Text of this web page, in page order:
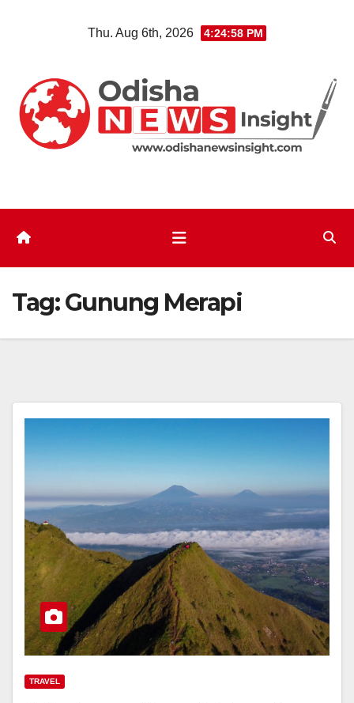
Thu. Aug 6th, 2026 4:24:59 PM
Tag:Gunung Merapi
TRAVEL